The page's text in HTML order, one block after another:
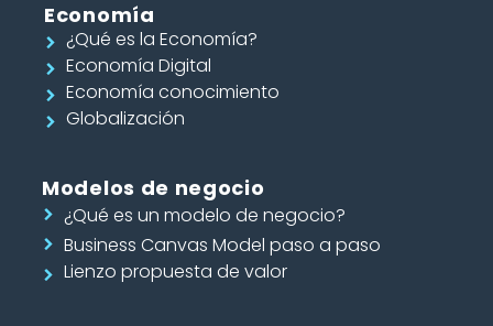
Economía
¿Qué es la Economía?
Economía Digital
Economía conocimiento
Globalización
Modelos de negocio
¿Qué es un modelo de negocio?
Business Canvas Model paso a paso
Lienzo propuesta de valor